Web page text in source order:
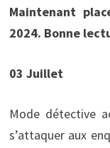
Maintenant
2024. Bonne
03 Juillet
Mode détective
s’attaquer aux